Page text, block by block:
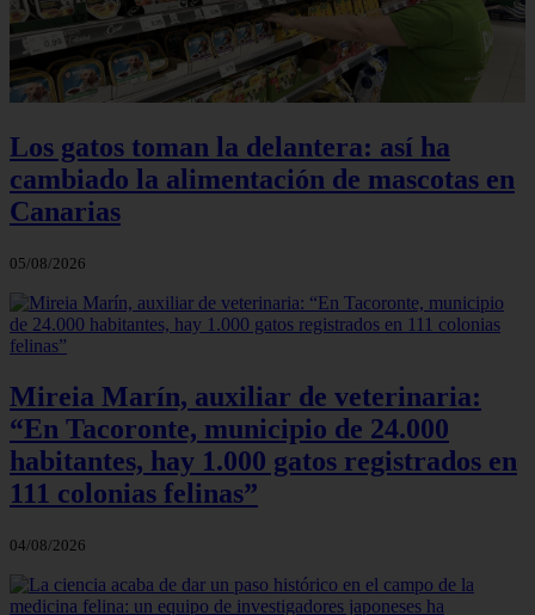
Los gatos toman la delantera: así ha
cambiado la alimentación de mascotas en
Canarias
05/08/2026
Mireia Marín, auxiliar de veterinaria:
“En Tacoronte, municipio de 24.000
habitantes, hay 1.000 gatos registrados en
111 colonias felinas”
04/08/2026